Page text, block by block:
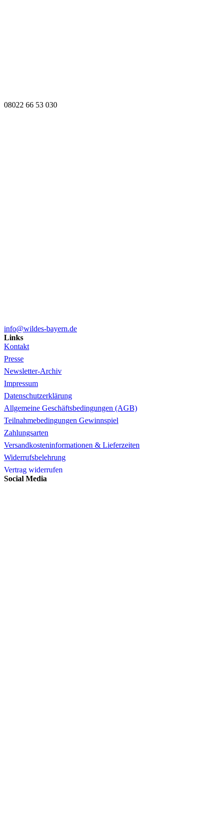
08022 66 53 030
info@wildes-bayern.de
Links
Kontakt
Presse
Newsletter-Archiv
Impressum
Datenschutzerklärung
Allgemeine Geschäftsbedingungen (AGB)
Teilnahmebedingungen Gewinnspiel
Zahlungsarten
Versandkosteninformationen & Lieferzeiten
Widerrufsbelehrung
Vertrag widerrufen
Social Media